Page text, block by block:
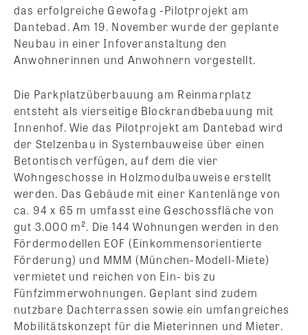
das erfolgreiche Gewofag -Pilotprojekt am
Dantebad. Am 19. November wurde der geplante
Neubau in einer Infoveranstaltung den
Anwohnerinnen und Anwohnern vorgestellt.
Die Parkplatzüberbauung am Reinmarplatz
entsteht als vierseitige Blockrandbebauung mit
Innenhof. Wie das Pilotprojekt am Dantebad wird
der Stelzenbau in Systembauweise über einen
Betontisch verfügen, auf dem die vier
Wohngeschosse in Holzmodulbauweise erstellt
werden. Das Gebäude mit einer Kantenlänge von
ca. 94 x 65 m umfasst eine Geschossfläche von
gut 3.000 m². Die 144 Wohnungen werden in den
Fördermodellen EOF (Einkommensorientierte
Förderung) und MMM (München-Modell-Miete)
vermietet und reichen von Ein- bis zu
Fünfzimmerwohnungen. Geplant sind zudem
nutzbare Dachterrassen sowie ein umfangreiches
Mobilitätskonzept für die Mieterinnen und Mieter.